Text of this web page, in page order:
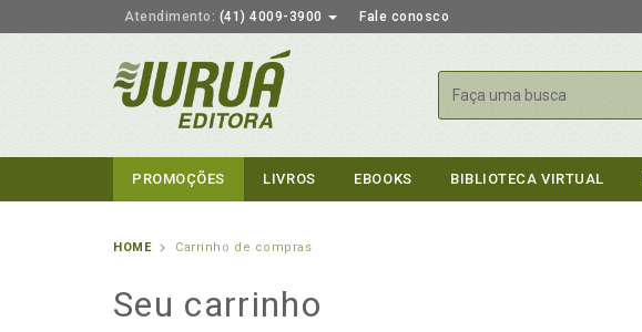
Atendimento: (41) 4009-3900 Fale conosco
Buscar
PROMOÇÕES LIVROS EBOOKS BIBLIOTECA VIRTUAL
HOME Carrinho de compras
Seu carrinho